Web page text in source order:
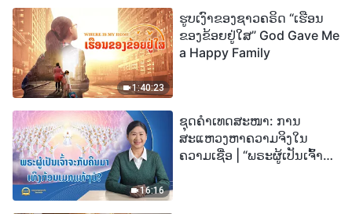
1:40:23
ຮູບເງົາຂອງຊາວຄຣິດ “ເຮືອນ
ຂອງຂ້ອຍຢູ່ໃສ” God Gave Me
a Happy Family
16:16
ຊຸດຄຳເທດສະໜາ: ການ
ສະແຫວງຫາຄວາມຈິງໃນ
ຄວາມເຊື່ອ | “ພຣະຜູ້ເປັນເຈົ້າຈະ